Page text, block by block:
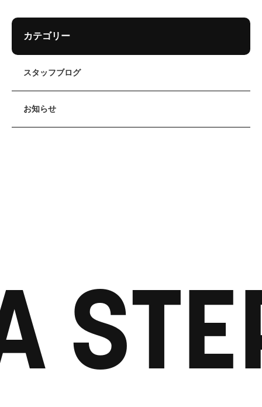
カテゴリー
スタッフブログ
お知らせ